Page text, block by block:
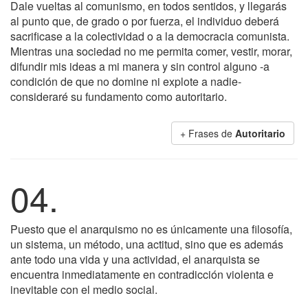
Dale vueltas al comunismo, en todos sentidos, y llegarás
al punto que, de grado o por fuerza, el individuo deberá
sacrificase a la colectividad o a la democracia comunista.
Mientras una sociedad no me permita comer, vestir, morar,
difundir mis ideas a mi manera y sin control alguno -a
condición de que no domine ni explote a nadie-
consideraré su fundamento como autoritario.
+ Frases de Autoritario
04.
Puesto que el anarquismo no es únicamente una filosofía,
un sistema, un método, una actitud, sino que es además
ante todo una vida y una actividad, el anarquista se
encuentra inmediatamente en contradicción violenta e
inevitable con el medio social.